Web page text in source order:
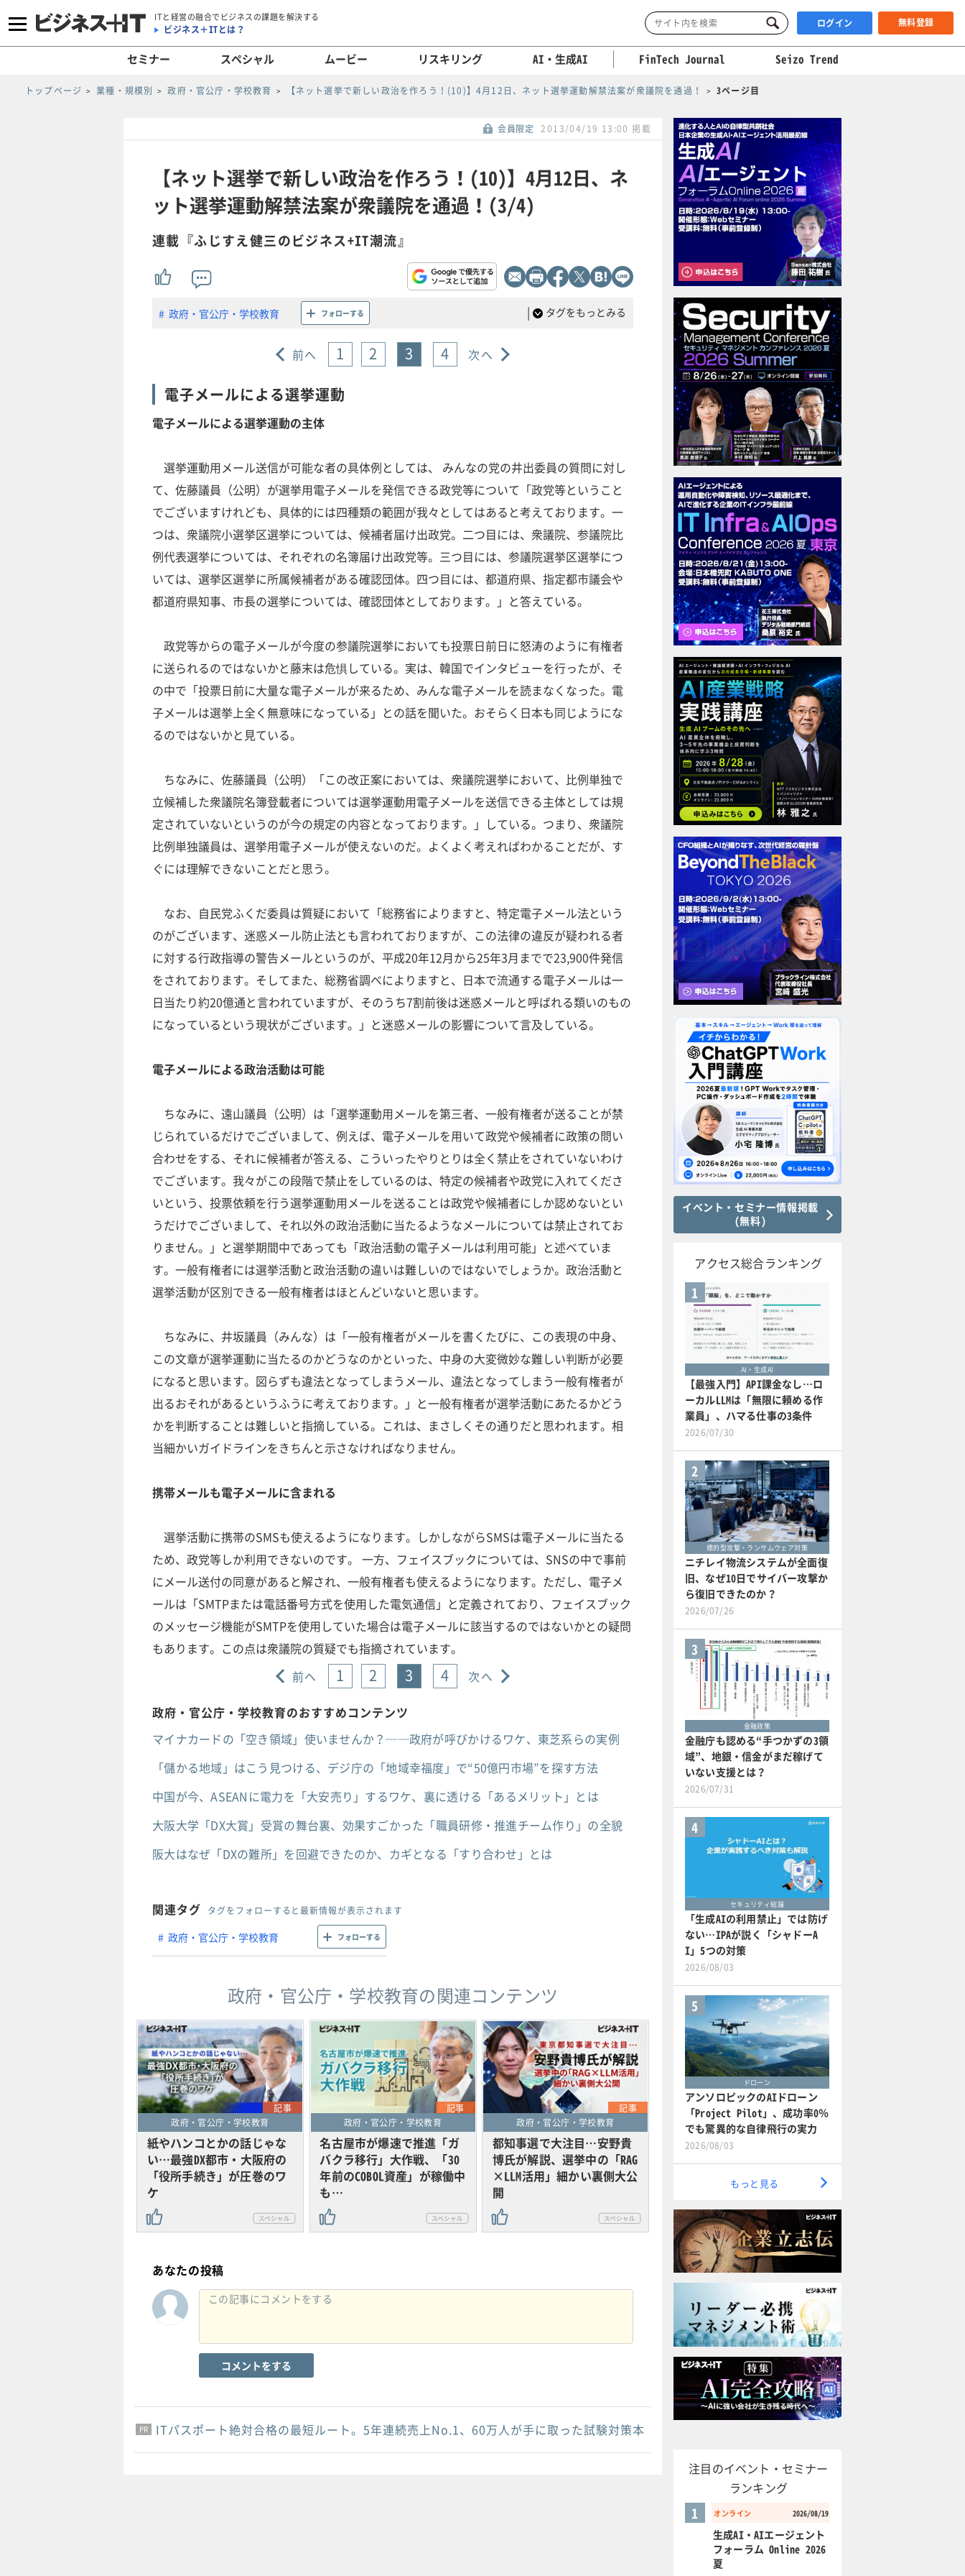
ITと経営の融合でビジネスの課題を解決する
ビジネス＋ITとは？ ログイン 無料登録
セミナー スペシャル ムービー リスキリング AI・生成AI FinTech Journal Seizo Trend
トップページ 業種・規模別 政府・官公庁・学校教育 【ネット選挙で新しい政治を作ろう！(10)】4月12日、ネット選挙運動解禁法案が衆議院を通過！ 3ページ目
会員限定 2013/04/19 13:00 掲載
【ネット選挙で新しい政治を作ろう！(10)】4月12日、ネ
ット選挙運動解禁法案が衆議院を通過！(3/4)
連載『ふじすえ健三のビジネス+IT潮流』
政府・官公庁・学校教育 フォローする | タグをもっとみる
前へ 1 2 3 4 次へ
電子メールによる選挙運動
電子メールによる選挙運動の主体
選挙運動用メール送信が可能な者の具体例としては、 みんなの党の井出委員の質問に対し
て、佐藤議員（公明）が選挙用電子メールを発信できる政党等について「政党等ということ
でございますけれども、具体的には四種類の範囲が我々としてはあると考えております。一
つは、衆議院小選挙区選挙については、候補者届け出政党。二つ目には、衆議院、参議院比
例代表選挙については、それぞれの名簿届け出政党等。三つ目には、参議院選挙区選挙につ
いては、選挙区選挙に所属候補者がある確認団体。四つ目には、都道府県、指定都市議会や
都道府県知事、市長の選挙については、確認団体としております。」と答えている。
政党等からの電子メールが今度の参議院選挙においても投票日前日に怒涛のように有権者
に送られるのではないかと藤末は危惧している。実は、韓国でインタビューを行ったが、そ
の中で「投票日前に大量な電子メールが来るため、みんな電子メールを読まなくなった。電
子メールは選挙上全く無意味になっている」との話を聞いた。おそらく日本も同じようにな
るのではないかと見ている。
ちなみに、佐藤議員（公明）「この改正案においては、衆議院選挙において、比例単独で
立候補した衆議院名簿登載者については選挙運動用電子メールを送信できる主体としては規
定されていないというのが今の規定の内容となっております。」している。つまり、衆議院
比例単独議員は、選挙用電子メールが使えないのだ。よくよく考えればわかることだが、す
ぐには理解できないことだと思う。
なお、自民党ふくだ委員は質疑において「総務省によりますと、特定電子メール法という
のがございます、迷惑メール防止法とも言われておりますが、この法律の違反が疑われる者
に対する行政指導の警告メールというのが、平成20年12月から25年3月までで23,900件発信
をされております。そしてまた、総務省調べによりますと、日本で流通する電子メールは一
日当たり約20億通と言われていますが、そのうち7割前後は迷惑メールと呼ばれる類いのもの
になっているという現状がございます。」と迷惑メールの影響について言及している。
電子メールによる政治活動は可能
ちなみに、遠山議員（公明）は「選挙運動用メールを第三者、一般有権者が送ることが禁
じられているだけでございまして、例えば、電子メールを用いて政党や候補者に政策の問い
合わせをする、それに候補者が答える、こういったやりとりは全く禁止をされていないわけ
でございます。我々がこの段階で禁止をしているのは、特定の候補者や政党に入れてくださ
いという、投票依頼を行う選挙運動用メールを送ることは政党や候補者にしか認めないとい
うだけでございまして、それ以外の政治活動に当たるようなメールについては禁止されてお
りません。」と選挙期間中であっても「政治活動の電子メールは利用可能」と述べていま
す。一般有権者には選挙活動と政治活動の違いは難しいのではないでしょうか。政治活動と
選挙活動が区別できる一般有権者はほとんどいないと思います。
ちなみに、井坂議員（みんな）は「一般有権者がメールを書くたびに、この表現の中身、
この文章が選挙運動に当たるのかどうなのかといった、中身の大変微妙な難しい判断が必要
になると思います。図らずも違法となってしまうメール、違法となってしまう一般有権者が
出るおそれがあるというふうに考えております。」と一般有権者が選挙活動にあたるかどう
かを判断することは難しいと指摘している。これは、まさしくその通りだと思われます。相
当細かいガイドラインをきちんと示さなければなりません。
携帯メールも電子メールに含まれる
選挙活動に携帯のSMSも使えるようになります。しかしながらSMSは電子メールに当たる
ため、政党等しか利用できないのです。 一方、フェイスブックについては、SNSの中で事前
にメール送付の同意があると解され、一般有権者も使えるようになります。ただし、電子メ
ールは「SMTPまたは電話番号方式を使用した電気通信」と定義されており、フェイスブック
のメッセージ機能がSMTPを使用していた場合は電子メールに該当するのではないかとの疑問
もあります。この点は衆議院の質疑でも指摘されています。
前へ
1 2 3 4 次へ
政府・官公庁・学校教育のおすすめコンテンツ
マイナカードの「空き領域」使いませんか？──政府が呼びかけるワケ、東芝系らの実例
「儲かる地域」はこう見つける、デジ庁の「地域幸福度」で“50億円市場”を探す方法
中国が今、ASEANに電力を「大安売り」するワケ、裏に透ける「あるメリット」とは
大阪大学「DX大賞」受賞の舞台裏、効果すごかった「職員研修・推進チーム作り」の全貌
阪大はなぜ「DXの難所」を回避できたのか、カギとなる「すり合わせ」とは
関連タグ タグをフォローすると最新情報が表示されます
政府・官公庁・学校教育 フォローする
政府・官公庁・学校教育の関連コンテンツ
記事
政府・官公庁・学校教育
紙やハンコとかの話じゃな
い…最強DX都市・大阪府の
「役所手続き」が圧巻のワ
ケ
記事
政府・官公庁・学校教育
名古屋市が爆速で推進「ガ
バクラ移行」大作戦、「30
年前のCOBOL資産」が稼働中
も…
記事
政府・官公庁・学校教育
都知事選で大注目…安野貴
博氏が解説、選挙中の「RAG
×LLM活用」細かい裏側大公
開
あなたの投稿
コメントをする
PR
PR
PR ITパスポート絶対合格の最短ルート。5年連続売上No.1、60万人が手に取った試験対策本
イベント・セミナー情報掲載
(無料)
アクセス総合ランキング
1
AI・生成AI
【最強入門】API課金なし…ロ
ーカルLLMは「無限に頼める作
業員」、ハマる仕事の3条件
2026/07/30
2
標的型攻撃・ランサムウェア対策
ニチレイ物流システムが全面復
旧、なぜ10日でサイバー攻撃か
ら復旧できたのか？
2026/07/26
3
金融政策
金融庁も認める“手つかずの3領
域”、地銀・信金がまだ稼げて
いない支援とは？
2026/07/31
4
セキュリティ総論
「生成AIの利用禁止」では防げ
ない…IPAが説く「シャドーA
I」5つの対策
2026/08/03
5
ドローン
アンソロピックのAIドローン
「Project Pilot」、成功率0％
でも驚異的な自律飛行の実力
2026/08/03
もっと見る
注目のイベント・セミナー
ランキング
オンライン 2026/08/19
1
生成AI・AIエージェント
フォーラム Online 2026
夏